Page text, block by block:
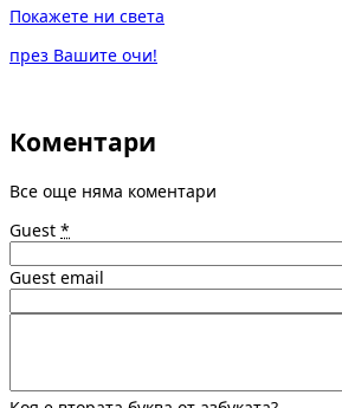
Покажете ни света
през Вашите очи!
Коментари
Все още няма коментари
Guest *
Guest email